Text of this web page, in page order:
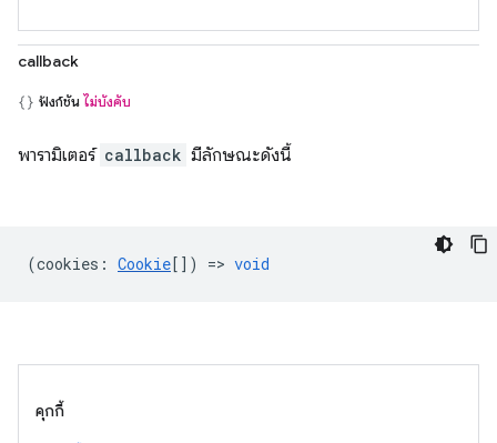
callback
ฟังก์ชัน ไม่บังคับ
พารามิเตอร์ callback มีลักษณะดังนี้
(cookies : Cookie[]) => void
คุกกี้